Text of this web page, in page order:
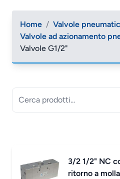
Home / Valvole
Valvole ad azionamento
Valvole G1/2"
3/2 1/2" NC
ritorno a molla